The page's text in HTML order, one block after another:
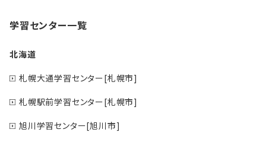
学習センター一覧
北海道
札幌大通学習センター[札幌市]
札幌駅前学習センター[札幌市]
旭川学習センター[旭川市]